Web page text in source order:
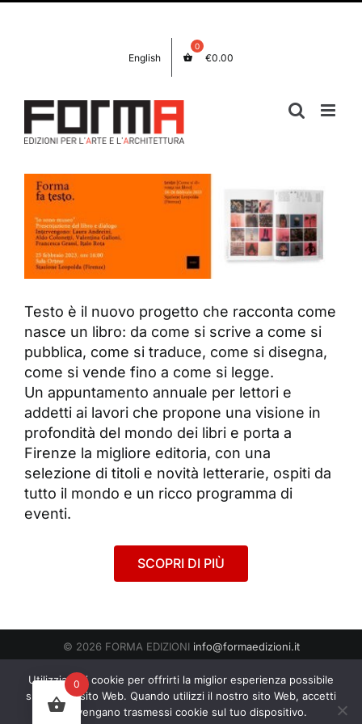
English €0.00
Testo è il nuovo progetto che racconta come
nasce un libro: da come si scrive a come si
pubblica, come si traduce, come si disegna,
come si vende fino a come si legge.
Un appuntamento annuale per lettori e
addetti ai lavori che propone una visione in
profondità del mondo dei libri e porta a
Firenze la migliore editoria, con una
selezione di titoli e novità letterarie, ospiti da
tutto il mondo e un ricco programma di
eventi.
SCOPRI DI PIÙ
© 2026 FORMA EDIZIONI info@formaedizioni.it
01276950522
0
Utilizziamo i cookie per offrirti la miglior esperienza possibile
sul nostro sito Web. Quando utilizzi il nostro sito Web, accetti
che vengano trasmessi cookie sul tuo dispositivo.